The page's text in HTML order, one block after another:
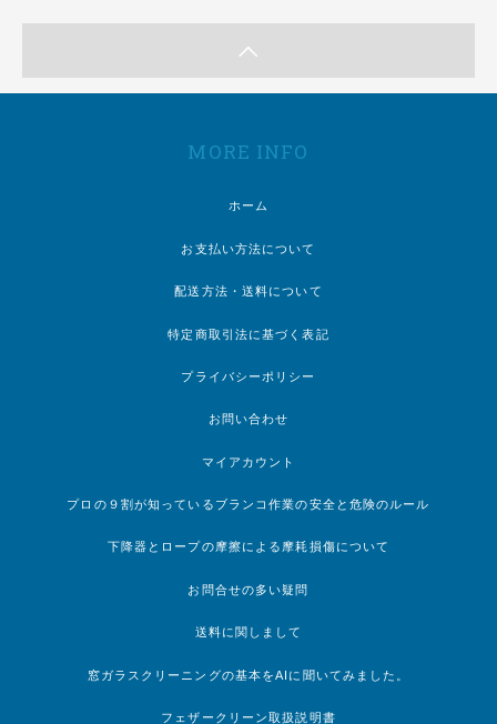
MORE INFO
ホーム
お支払い方法について
配送方法・送料について
特定商取引法に基づく表記
プライバシーポリシー
お問い合わせ
マイアカウント
プロの９割が知っているブランコ作業の安全と危険のルール
下降器とロープの摩擦による摩耗損傷について
お問合せの多い疑問
送料に関しまして
窓ガラスクリーニングの基本をAIに聞いてみました。
フェザークリーン取扱説明書